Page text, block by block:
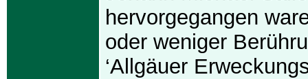
hervorgegangen
oder weniger
‘Allgäuer